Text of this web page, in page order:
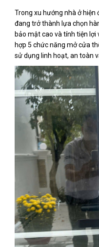
Trong xu hướng nhà ở
đang trở thành lựa chọn
bảo mật cao và tính tiện
hợp 5 chức năng mở cửa
sử dụng linh hoạt, an toàn